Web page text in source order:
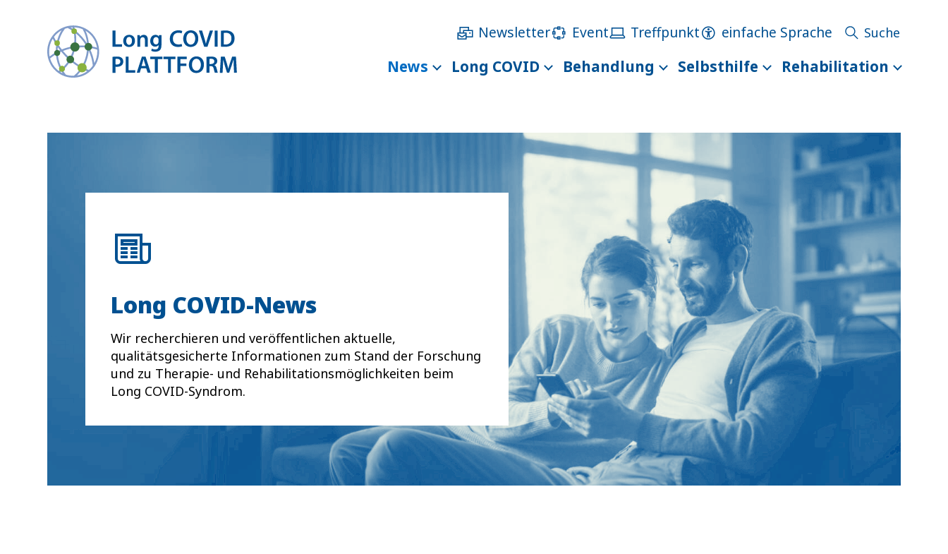
Newsletter Event Treffpunkt einfache Sprache
News Long COVID Behandlung Selbsthilfe Rehabilitation
Long COVID-News
Wir recherchieren und veröffentlichen aktuelle,
qualitätsgesicherte Informationen zum Stand der Forschung
und zu Therapie- und Rehabilitationsmöglichkeiten beim
Long COVID-Syndrom.